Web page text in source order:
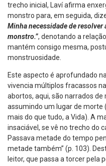
trecho inicial, Laví afirma
monstro para, em seguida,
Minha necessidade de resolver
monstro.”, denotando a
mantém consigo mesma,
monstruosidade.
Este aspecto é aprofundado
vivencia múltiplos fracassos
abortos, aqui, são narrados
assumindo um lugar de morte
mais do que tudo, a Vida). A
insaciável, se vê no trecho do
Passava metade do tempo
metade também” (p. 103).
leitor, que passa a torcer pela